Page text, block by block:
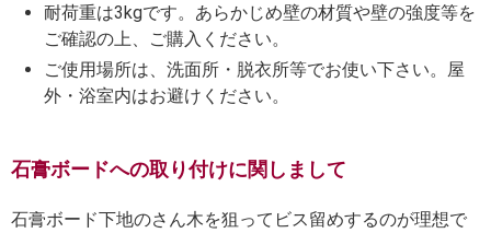
耐荷重は3kgです。あらかじめ壁の材質や壁の強度等を
ご確認の上、ご購入ください。
ご使用場所は、洗面所・脱衣所等でお使い下さい。屋
外・浴室内はお避けください。
石膏ボードへの取り付けに関しまして
石膏ボード下地のさん木を狙ってビス留めするのが理想で